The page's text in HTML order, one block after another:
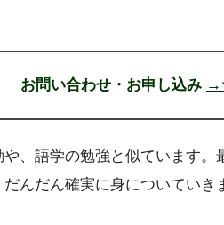
お問い合わせ・お申し込み
、語学の勉強と似ています
んだん確実に身についていき